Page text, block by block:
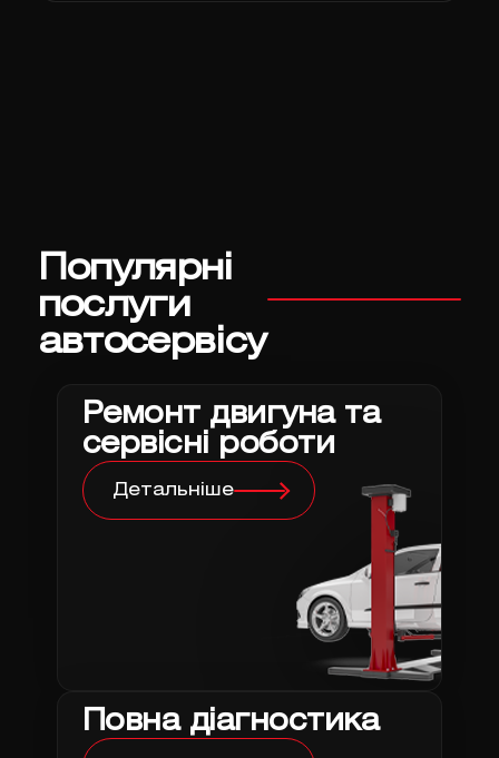
Популярні
послуги
автосервісу
Ремонт двигуна та
сервісні роботи
Детальніше
Повна діагностика